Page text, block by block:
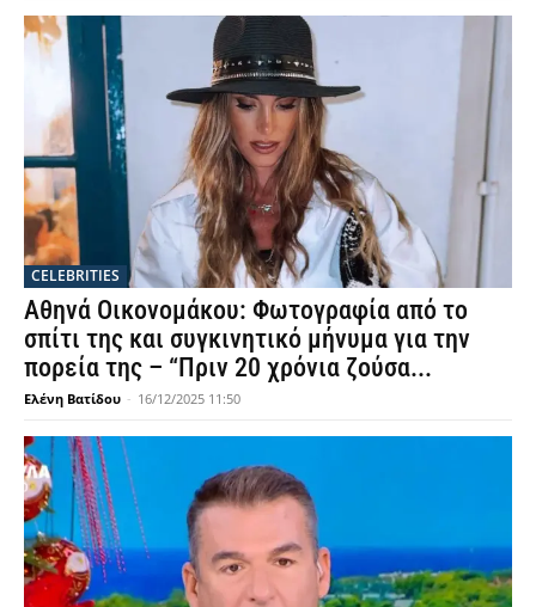
CELEBRITIES
Αθηνά Οικονομάκου: Φωτογραφία από το
σπίτι της και συγκινητικό μήνυμα για την
πορεία της – “Πριν 20 χρόνια ζούσα...
Ελένη Βατίδου - 16/12/2025 11:50